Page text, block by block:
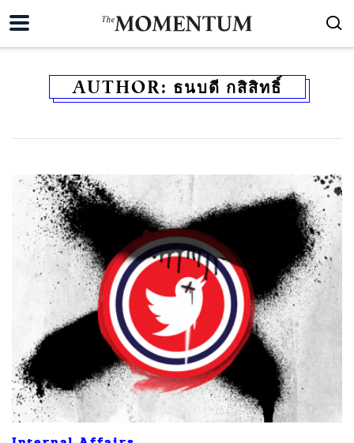
AUTHOR: ธนบดี กสิสิทธิ์